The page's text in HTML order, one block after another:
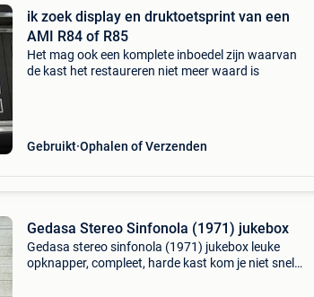
ik zoek display en druktoetsprint van een
AMI R84 of R85
Het mag ook een komplete inboedel zijn waarvan
de kast het restaureren niet meer waard is
Gebruikt Ophalen of Verzenden
Gedasa Stereo Sinfonola (1971) jukebox
Gedasa stereo sinfonola (1971) jukebox leuke
opknapper, compleet, harde kast kom je niet snel